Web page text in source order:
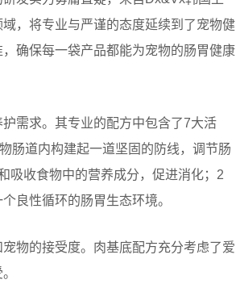
，将专业与严谨的态度延续到了宠物健
确保每一袋产品都能为宠物的肠胃健康
需求。其专业的配方中包含了7大活
肠道内构建起一道坚固的防线，调节肠
吸收食物中的营养成分，促进消化；2
良性循环的肠胃生态环境。
物的接受度。肉基底配方充分考虑了爱